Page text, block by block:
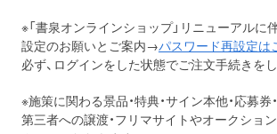
※「書泉オンラインショップ」リニューアルに
設定のお願いとご案内→パスワード再設定は
必ず、ログインをした状態でご注文手続きを
※施策に関わる景品・特典・サイン本他・応募券
第三者への譲渡・フリマサイトやオークショ